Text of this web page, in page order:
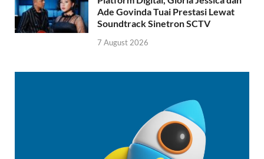
Ade Govinda Tuai Prestasi Lewat
Soundtrack Sinetron SCTV
7 August 2026